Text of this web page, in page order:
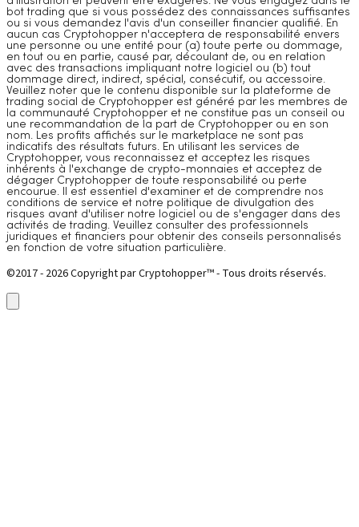
bot trading que si vous possédez des connaissances suffisantes
ou si vous demandez l'avis d'un conseiller financier qualifié. En
aucun cas Cryptohopper n'acceptera de responsabilité envers
une personne ou une entité pour (a) toute perte ou dommage,
en tout ou en partie, causé par, découlant de, ou en relation
avec des transactions impliquant notre logiciel ou (b) tout
dommage direct, indirect, spécial, consécutif, ou accessoire.
Veuillez noter que le contenu disponible sur la plateforme de
trading social de Cryptohopper est généré par les membres de
la communauté Cryptohopper et ne constitue pas un conseil ou
une recommandation de la part de Cryptohopper ou en son
nom. Les profits affichés sur le marketplace ne sont pas
indicatifs des résultats futurs. En utilisant les services de
Cryptohopper, vous reconnaissez et acceptez les risques
inhérents à l'exchange de crypto-monnaies et acceptez de
dégager Cryptohopper de toute responsabilité ou perte
encourue. Il est essentiel d'examiner et de comprendre nos
conditions de service et notre politique de divulgation des
risques avant d'utiliser notre logiciel ou de s'engager dans des
activités de trading. Veuillez consulter des professionnels
juridiques et financiers pour obtenir des conseils personnalisés
en fonction de votre situation particulière.
©2017 - 2026 Copyright par Cryptohopper™ - Tous droits réservés.